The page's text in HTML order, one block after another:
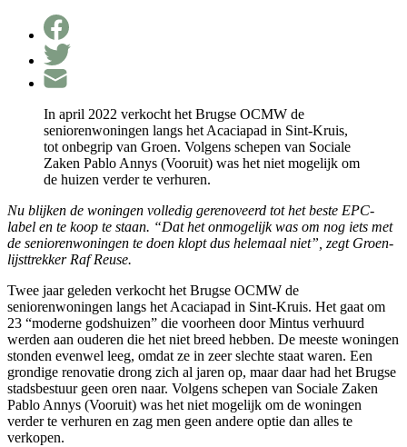
In april 2022 verkocht het Brugse OCMW de
seniorenwoningen langs het Acaciapad in Sint-Kruis,
tot onbegrip van Groen. Volgens schepen van Sociale
Zaken Pablo Annys (Vooruit) was het niet mogelijk om
de huizen verder te verhuren.
Nu blijken de woningen volledig gerenoveerd tot het beste EPC-
label en te koop te staan. “Dat het onmogelijk was om nog iets met
de seniorenwoningen te doen klopt dus helemaal niet”, zegt Groen-
lijsttrekker Raf Reuse.
Twee jaar geleden verkocht het Brugse OCMW de
seniorenwoningen langs het Acaciapad in Sint-Kruis. Het gaat om
23 “moderne godshuizen” die voorheen door Mintus verhuurd
werden aan ouderen die het niet breed hebben. De meeste woningen
stonden evenwel leeg, omdat ze in zeer slechte staat waren. Een
grondige renovatie drong zich al jaren op, maar daar had het Brugse
stadsbestuur geen oren naar. Volgens schepen van Sociale Zaken
Pablo Annys (Vooruit) was het niet mogelijk om de woningen
verder te verhuren en zag men geen andere optie dan alles te
verkopen.